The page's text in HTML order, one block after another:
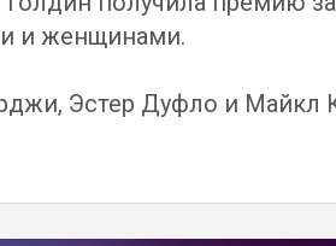
и женщинами.
Эстер Дуфло и Майкл